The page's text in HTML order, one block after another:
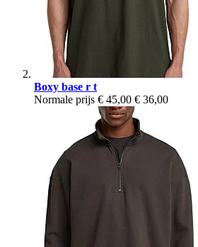
Boxy base r t
Normale prijs € 45,00 € 36,00